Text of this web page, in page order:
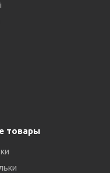
товары